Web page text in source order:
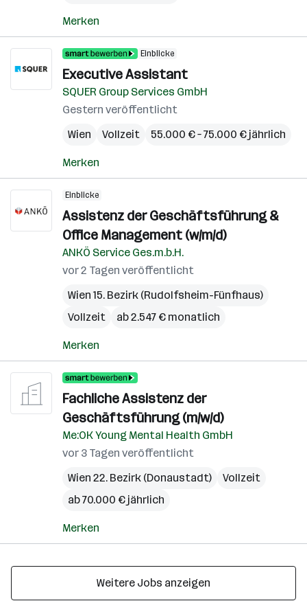
Merken
Einblicke
Executive Assistant
SQUER Group Services GmbH
Gestern veröffentlicht
Wien
Vollzeit 55.000 € – 75.000 € jährlich
Merken
Einblicke
Assistenz der Geschäftsführung &
Office Management (w/m/d)
ANKÖ Service Ges.m.b.H.
vor 2 Tagen veröffentlicht
Wien 15. Bezirk (Rudolfsheim-Fünfhaus)
Vollzeit
ab 2.547 € monatlich
Merken
Fachliche Assistenz der
Geschäftsführung (m/w/d)
Me:OK Young Mental Health GmbH
vor 3 Tagen veröffentlicht
Wien 22. Bezirk (Donaustadt)
Vollzeit
ab 70.000 € jährlich
Merken
Weitere Jobs anzeigen